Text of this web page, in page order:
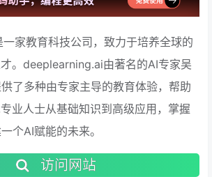
家教育科技公司，致力于培养全球的
。deeplearning.ai由著名的AI专家吴
了多种由专家主导的教育体验，帮助
业人士从基础知识到高级应用，掌握
个AI赋能的未来。
访问网站